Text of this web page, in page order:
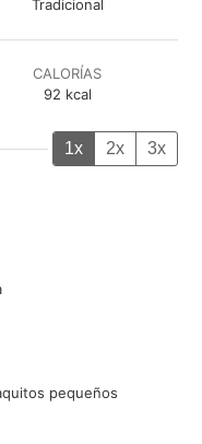
Tradicional
CALORÍAS
92 kcal
1x 2x 3x
pequeños